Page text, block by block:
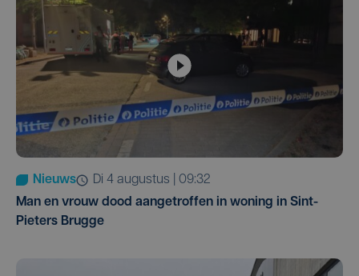
Nieuws
di 4 augustus | 09:32
Man en vrouw dood aangetroffen in woning in Sint-
Pieters Brugge